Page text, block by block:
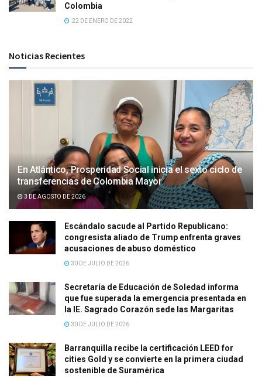
Colombia
22 DE ENERO DE 2022
Noticias Recientes
En Atlántico, Prosperidad Social inicia el sexto ciclo de
transferencias de Colombia Mayor
3 DE AGOSTO DE 2026
Escándalo sacude al Partido Republicano:
congresista aliado de Trump enfrenta graves
acusaciones de abuso doméstico
30 DE JULIO DE 2026
Secretaría de Educación de Soledad informa
que fue superada la emergencia presentada en
la IE. Sagrado Corazón sede las Margaritas
30 DE JULIO DE 2026
Barranquilla recibe la certificación LEED for
cities Gold y se convierte en la primera ciudad
sostenible de Suramérica